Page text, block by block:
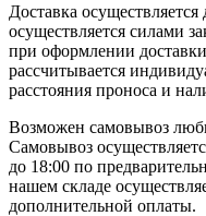
Доставка осуществляется
осуществляется силами
при оформлении
рассчитывается
расстояния проноса и
Возможен самовывоз
Самовывоз
до 18:00 по
нашем складе
дополнительной оплаты.